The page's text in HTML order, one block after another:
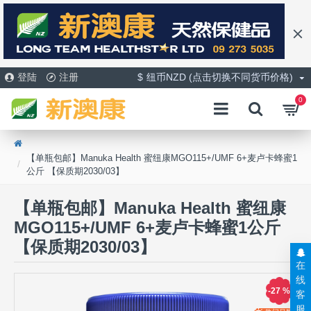
登陆 注册 $ 纽币NZD (点击切换不同货币价格)
0
【单瓶包邮】Manuka Health 蜜纽康MGO115+/UMF 6+麦卢卡蜂蜜1
公斤 【保质期2030/03】
【单瓶包邮】Manuka Health 蜜纽康
MGO115+/UMF 6+麦卢卡蜂蜜1公斤
【保质期2030/03】
-27 %
在
线
客